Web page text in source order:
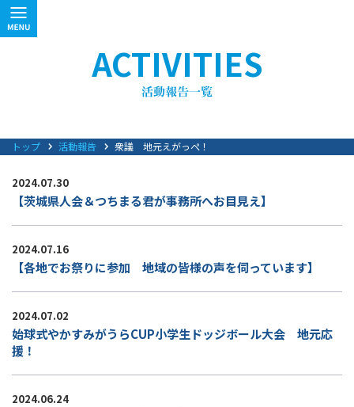
ACTIVITIES
トップ 活動報告 衆議 地元えがっぺ！
2024.07.30
【茨城県人会＆つちまる君が事務所へお目見え】
2024.07.16
【各地でお祭りに参加 地域の皆様の声を伺っています】
2024.07.02
始球式やかすみがうらCUP小学生ドッジボール大会 地元応
援！
2024.06.24